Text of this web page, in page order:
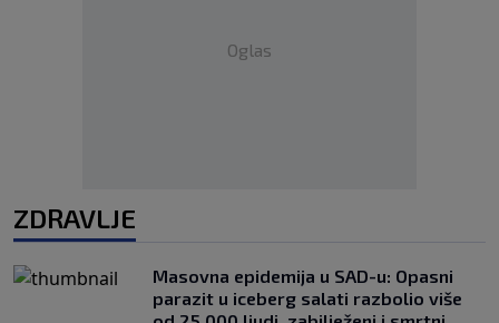
Oglas
ZDRAVLJE
Masovna epidemija u SAD-u: Opasni
parazit u iceberg salati razbolio više